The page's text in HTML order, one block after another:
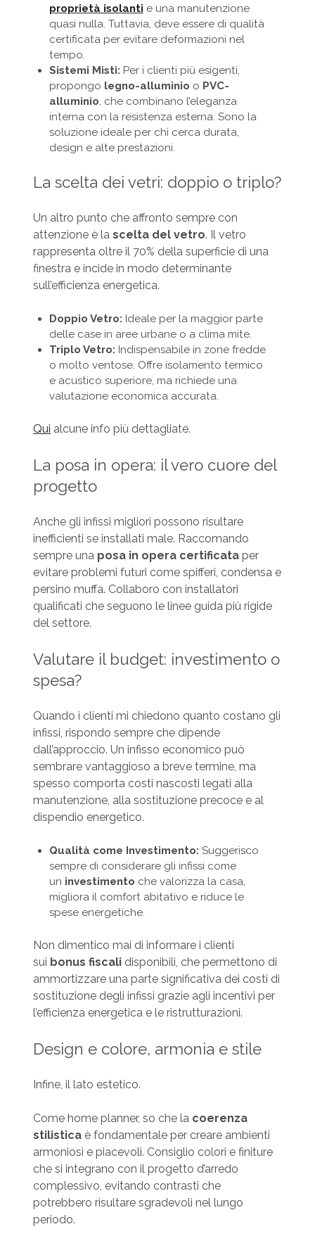
proprietà isolanti e una manutenzione
quasi nulla. Tuttavia, deve essere di qualità
certificata per evitare deformazioni nel
tempo.
Sistemi Misti: Per i clienti più esigenti,
propongo legno-alluminio o PVC-
alluminio, che combinano l’eleganza
interna con la resistenza esterna. Sono la
soluzione ideale per chi cerca durata,
design e alte prestazioni.
La scelta dei vetri: doppio o triplo?
Un altro punto che affronto sempre con
attenzione è la scelta del vetro. Il vetro
rappresenta oltre il 70% della superficie di una
finestra e incide in modo determinante
sull’efficienza energetica.
Doppio Vetro: Ideale per la maggior parte
delle case in aree urbane o a clima mite.
Triplo Vetro: Indispensabile in zone fredde
o molto ventose. Offre isolamento termico
e acustico superiore, ma richiede una
valutazione economica accurata.
Qui alcune info più dettagliate.
La posa in opera: il vero cuore del
progetto
Anche gli infissi migliori possono risultare
inefficienti se installati male. Raccomando
sempre una posa in opera certificataper
evitare problemi futuri come spifferi, condensa e
persino muffa. Collaboro con installatori
qualificati che seguono le linee guida più rigide
del settore.
Valutare il budget: investimento o
spesa?
Quando i clienti mi chiedono quanto costano gli
infissi, rispondo sempre che dipende
dall’approccio. Un infisso economico può
sembrare vantaggioso a breve termine, ma
spesso comporta costi nascosti legati alla
manutenzione, alla sostituzione precoce e al
dispendio energetico.
Qualità come Investimento: Suggerisco
sempre di considerare gli infissi come
un investimento che valorizza la casa,
migliora il comfort abitativo e riduce le
spese energetiche.
Non dimentico mai di informare i clienti
sui bonus fiscalidisponibili, che permettono di
ammortizzare una parte significativa dei costi di
sostituzione degli infissi grazie agli incentivi per
l’efficienza energetica e le ristrutturazioni.
Design e colore, armonia e stile
Infine, il lato estetico.
Come home planner, so che la coerenza
stilisticaè fondamentale per creare ambienti
armoniosi e piacevoli. Consiglio colori e finiture
che si integrano con il progetto d’arredo
complessivo, evitando contrasti che
potrebbero risultare sgradevoli nel lungo
periodo.